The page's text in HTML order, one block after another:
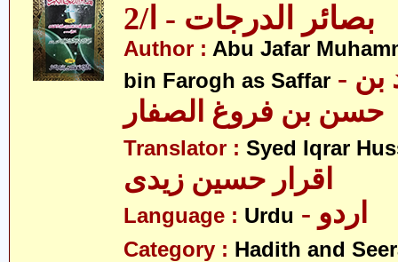
بصائر الدرجات - ا/2
Author : Abu Jafar
bin Farogh as Saffar - ابو جعفر محمد بن
حسن بن فروغ الصفار
Translator : Syed Iqrar
اقرار حسین زیدی
Language : Urdu - اردو
Category : Hadith and